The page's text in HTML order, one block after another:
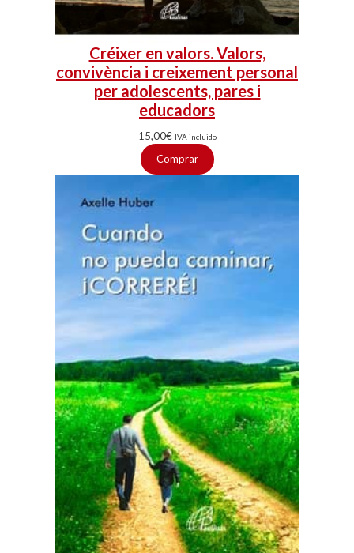
Créixer en valors. Valors,
convivència i creixement personal
per adolescents, pares i
educadors
15,00€ IVA incluido
Comprar